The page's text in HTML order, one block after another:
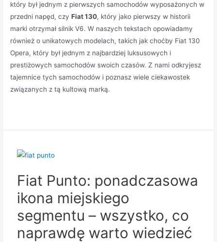
który był jednym z pierwszych samochodów wyposażonych w
przedni napęd, czyFiat 130, który jako pierwszy w historii
marki otrzymał silnik V6. W naszych tekstach opowiadamy
również o unikatowych modelach, takich jak choćby Fiat 130
Opera, który był jednym z najbardziej luksusowych i
prestiżowych samochodów swoich czasów. Z nami odkryjesz
tajemnice tych samochodów i poznasz wiele ciekawostek
związanych z tą kultową marką.
Fiat Punto: ponadczasowa
ikona miejskiego
segmentu – wszystko, co
naprawdę warto wiedzieć